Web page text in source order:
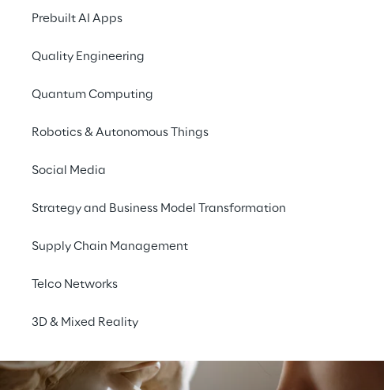
Prebuilt AI Apps
Quality Engineering
Quantum Computing
Robotics & Autonomous Things
Social Media
Strategy and Business Model Transformation
Supply Chain Management
Telco Networks
3D & Mixed Reality
Estreita colaboração
sobre situações da vida real tornou